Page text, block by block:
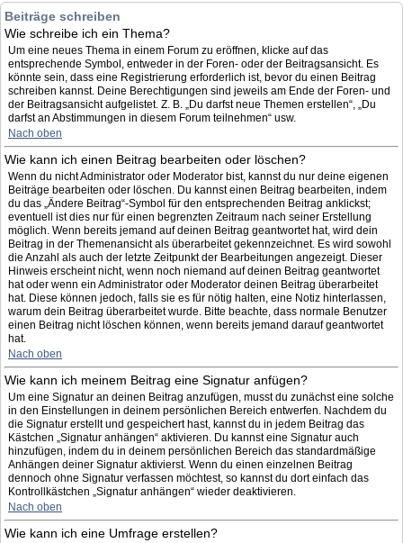
Beiträge schreiben
Wie schreibe ich ein Thema?
Um eine neues Thema in einem Forum zu eröffnen, klicke auf das
entsprechende Symbol, entweder in der Foren- oder der Beitragsansicht. Es
könnte sein, dass eine Registrierung erforderlich ist, bevor du einen Beitrag
schreiben kannst. Deine Berechtigungen sind jeweils am Ende der Foren- und
der Beitragsansicht aufgelistet. Z. B. „Du darfst neue Themen erstellen“, „Du
darfst an Abstimmungen in diesem Forum teilnehmen“ usw.
Nach oben
Wie kann ich einen Beitrag bearbeiten oder löschen?
Wenn du nicht Administrator oder Moderator bist, kannst du nur deine eigenen
Beiträge bearbeiten oder löschen. Du kannst einen Beitrag bearbeiten, indem
du das „Ändere Beitrag“-Symbol für den entsprechenden Beitrag anklickst;
eventuell ist dies nur für einen begrenzten Zeitraum nach seiner Erstellung
möglich. Wenn bereits jemand auf deinen Beitrag geantwortet hat, wird dein
Beitrag in der Themenansicht als überarbeitet gekennzeichnet. Es wird sowohl
die Anzahl als auch der letzte Zeitpunkt der Bearbeitungen angezeigt. Dieser
Hinweis erscheint nicht, wenn noch niemand auf deinen Beitrag geantwortet
hat oder wenn ein Administrator oder Moderator deinen Beitrag überarbeitet
hat. Diese können jedoch, falls sie es für nötig halten, eine Notiz hinterlassen,
warum dein Beitrag überarbeitet wurde. Bitte beachte, dass normale Benutzer
einen Beitrag nicht löschen können, wenn bereits jemand darauf geantwortet
hat.
Nach oben
Wie kann ich meinem Beitrag eine Signatur anfügen?
Um eine Signatur an deinen Beitrag anzufügen, musst du zunächst eine solche
in den Einstellungen in deinem persönlichen Bereich entwerfen. Nachdem du
die Signatur erstellt und gespeichert hast, kannst du in jedem Beitrag das
Kästchen „Signatur anhängen“ aktivieren. Du kannst eine Signatur auch
hinzufügen, indem du in deinem persönlichen Bereich das standardmäßige
Anhängen deiner Signatur aktivierst. Wenn du einen einzelnen Beitrag
dennoch ohne Signatur verfassen möchtest, so kannst du dort einfach das
Kontrollkästchen „Signatur anhängen“ wieder deaktivieren.
Nach oben
Wie kann ich eine Umfrage erstellen?